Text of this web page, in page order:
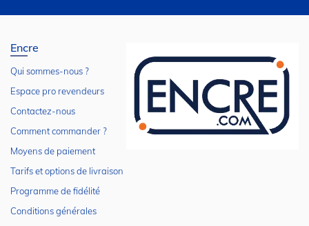
Encre
Qui sommes-nous ?
Espace pro revendeurs
Contactez-nous
Comment commander ?
Moyens de paiement
Tarifs et options de livraison
Programme de fidélité
Conditions générales